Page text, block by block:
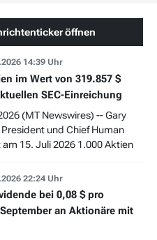
öffnen
14:39 Uhr
im Wert von 319.857 $
SEC-Einreichung
(MT Newswires) -- Gary
und Chief Human
15. Juli 2026 1.000 Aktien
22:24 Uhr
bei 0,08 $ pro
an Aktionäre mit